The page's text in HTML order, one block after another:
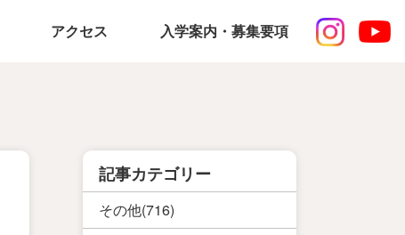
アクセス 入学案内・募集要項
記事カテゴリー
その他(716)